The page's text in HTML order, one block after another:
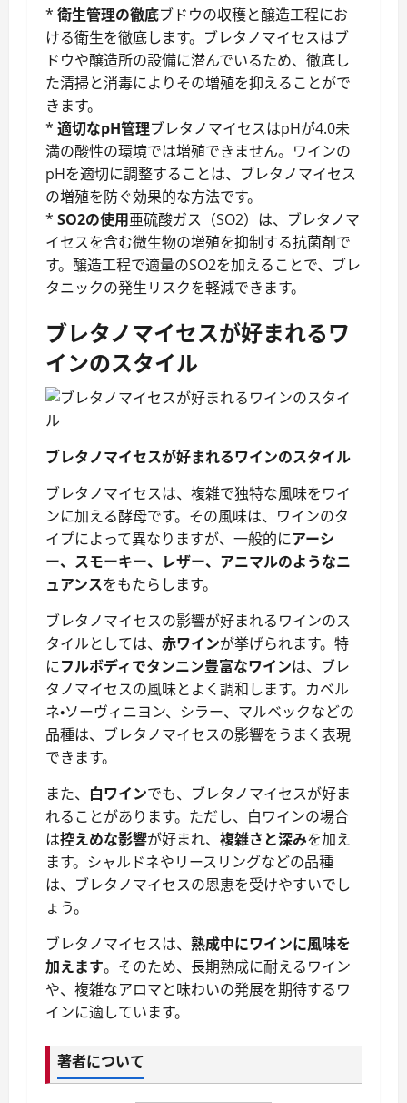
* 衛生管理の徹底ブドウの収穫と醸造工程にお
ける衛生を徹底します。ブレタノマイセスはブ
ドウや醸造所の設備に潜んでいるため、徹底し
た清掃と消毒によりその増殖を抑えることがで
きます。
* 適切なpH管理ブレタノマイセスはpHが4.0未
満の酸性の環境では増殖できません。ワインの
pHを適切に調整することは、ブレタノマイセス
の増殖を防ぐ効果的な方法です。
* SO2の使用亜硫酸ガス（SO2）は、ブレタノマ
イセスを含む微生物の増殖を抑制する抗菌剤で
す。醸造工程で適量のSO2を加えることで、ブレ
タニックの発生リスクを軽減できます。
ブレタノマイセスが好まれるワ
インのスタイル
ブレタノマイセスが好まれるワインのスタイル
ブレタノマイセスは、複雑で独特な風味をワイ
ンに加える酵母です。その風味は、ワインのタ
イプによって異なりますが、一般的にアーシ
ー、スモーキー、レザー、アニマルのようなニ
ュアンスをもたらします。
ブレタノマイセスの影響が好まれるワインのス
タイルとしては、 赤ワインが挙げられます。特
にフルボディでタンニン豊富なワインは、ブレ
タノマイセスの風味とよく調和します。カベル
ネ・ソーヴィニヨン、シラー、マルベックなどの
品種は、ブレタノマイセスの影響をうまく表現
できます。
また、 白ワインでも、ブレタノマイセスが好ま
れることがあります。ただし、白ワインの場合
は控えめな影響が好まれ、 複雑さと深みを加え
ます。シャルドネやリースリングなどの品種
は、ブレタノマイセスの恩恵を受けやすいでし
ょう。
ブレタノマイセスは、 熟成中にワインに風味を
加えます。そのため、長期熟成に耐えるワイン
や、複雑なアロマと味わいの発展を期待するワ
インに適しています。
著者について